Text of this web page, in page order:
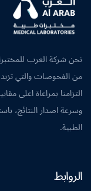
نحن شركة العرب
التزامنا بمراعاة اعلى
وسرعة اصدار النتائج،
الطبية.
الروابط